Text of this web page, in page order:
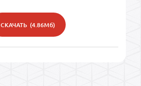
СКАЧАТЬ (4.86Мб)